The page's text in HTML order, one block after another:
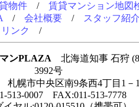
物件 / 賃貸マンション地図
/ 会社概要 /
スタッフ紹
リンク /
ンPLAZA 北海道知事 石狩
3992号
札幌市中央区南9条西4丁目1－
513-0007 FAX:011-513-7778